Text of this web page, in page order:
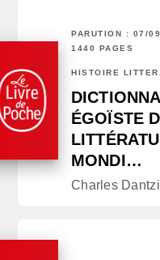
PARUTION : 07/
1440 PAGES
HISTOIRE
ÉGOÏSTE
MONDI…
Charles